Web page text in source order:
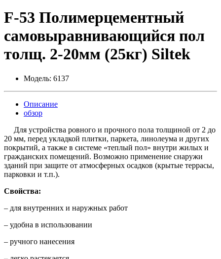
F-53 Полимерцементный
самовыравнивающийся пол
толщ. 2-20мм (25кг) Siltek
Модель: 6137
Описание
обзор
Для устройства ровного и прочного пола толщиной от 2 до
20 мм, перед укладкой плитки, паркета, линолеума и других
покрытий, а также в системе «теплый пол» внутри жилых и
гражданских помещений. Возможно применение снаружи
зданий при защите от атмосферных осадков (крытые террасы,
парковки и т.п.).
Свойства:
– для внутренних и наружных работ
– удобна в использовании
– ручного нанесения